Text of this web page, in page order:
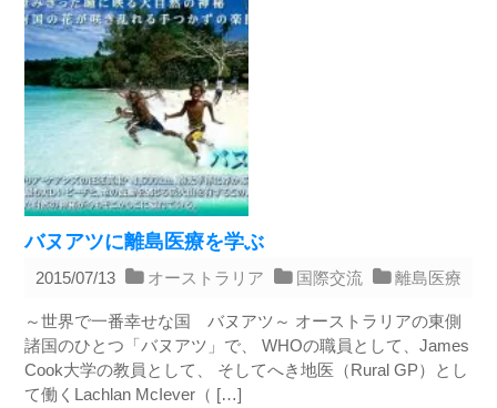
バヌアツに離島医療を学ぶ
2015/07/13 オーストラリア 国際交流 離島医療
～世界で一番幸せな国 バヌアツ～ オーストラリアの東側
諸国のひとつ「バヌアツ」で、 WHOの職員として、James
Cook大学の教員として、 そしてへき地医（Rural GP）とし
て働くLachlan McIever（ […]